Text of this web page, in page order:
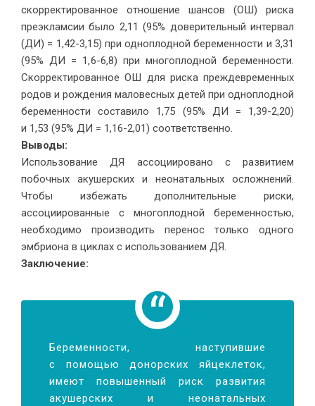
скорректированное отношение шансов (ОШ) риска
преэкламсии было 2,11 (95% доверительный интервал
(ДИ) = 1,42-3,15) при одноплодной беременности и 3,31
(95% ДИ = 1,6-6,8) при многоплодной беременности.
Скорректированное ОШ для риска преждевременных
родов и рождения маловесных детей при одноплодной
беременности составило 1,75 (95% ДИ = 1,39-2,20)
и 1,53 (95% ДИ = 1,16-2,01) соответственно.
Выводы:
Использование ДЯ ассоциировано с развитием
побочных акушерских и неонатальных осложнений.
Чтобы избежать дополнительные риски,
ассоциированные с многоплодной беременностью,
необходимо производить перенос только одного
эмбриона в циклах с использованием ДЯ.
Заключение:
Беременности, наступившие
с помощью донорских яйцеклеток,
имеют повышенный риск развития
акушерских и неонатальных